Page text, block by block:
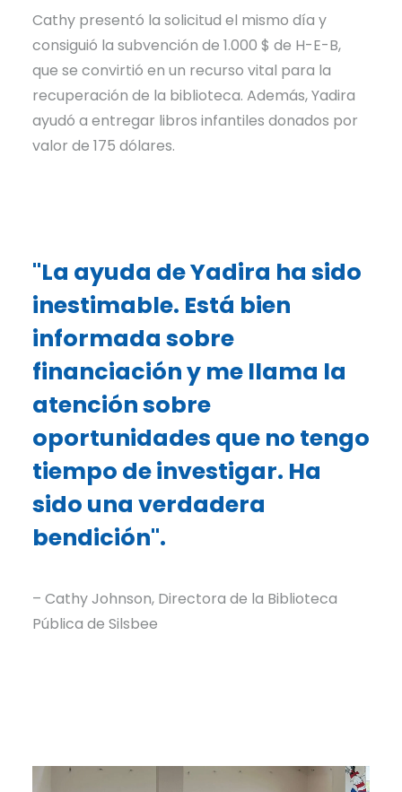
Cathy presentó la solicitud el mismo día y
consiguió la subvención de 1.000 $ de H-E-B,
que se convirtió en un recurso vital para la
recuperación de la biblioteca. Además, Yadira
ayudó a entregar libros infantiles donados por
valor de 175 dólares.
"La ayuda de Yadira ha sido
inestimable. Está bien
informada sobre
financiación y me llama la
atención sobre
oportunidades que no tengo
tiempo de investigar. Ha
sido una verdadera
bendición".
– Cathy Johnson, Directora de la Biblioteca
Pública de Silsbee